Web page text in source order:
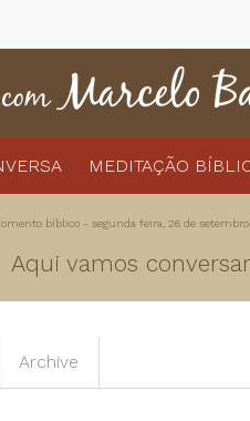
MEDITAÇÃO
bíblico - segunda feira, 26 de setembro
Aqui vamos
Archive